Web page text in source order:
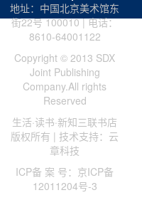
地址：中国北京美术馆东
街22号 100010 | 电话：
8610-64001122
Copyright © 2013 SDX
Joint Publishing
Company.All rights
Reserved
生活·读书·新知三联书店
版权所有 | 技术支持：云
章科技
ICP备 案 号：京ICP备
12011204号-3